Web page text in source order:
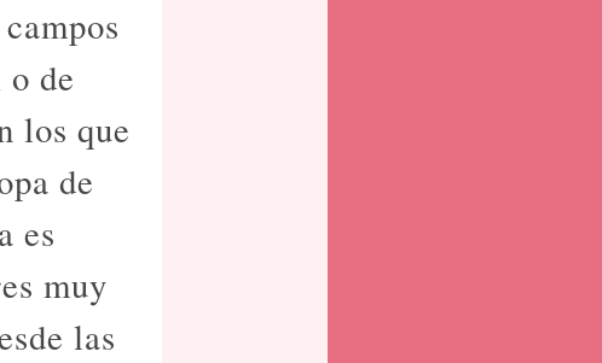
de
los que
de
es
muy
las